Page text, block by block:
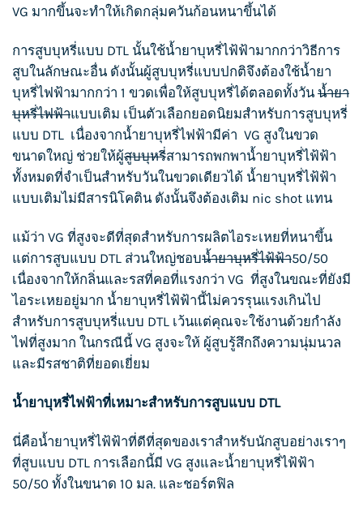
VG มากขึ้นจะทำให้เกิดกลุ่มควันก้อนหนาขึ้นได้
การสูบบุหรี่แบบ DTL นั้นใช้น้ำยาบุหรี่ไฟ้ฟ้ามากกว่าวิธีการ
สูบในลักษณะอื่น ดังนั้นผู้สูบบุหรี่แบบปกติจึงต้องใช้น้ำยา
บุหรี่ไฟฟ้ามากกว่า 1 ขวดเพื่อให้สูบบุหรี่ได้ตลอดทั้งวัน น้ำยา
บุหรี่ไฟฟ้าแบบเติม เป็นตัวเลือกยอดนิยมสำหรับการสูบบุหรี่
แบบ DTL เนื่องจากน้ำยาบุหรี่ไฟฟ้ามีค่า VG สูงในขวด
ขนาดใหญ่ ช่วยให้ผู้สูบบุหรี่สามารถพกพาน้ำยาบุหรี่ไฟ้ฟ้า
ทั้งหมดที่จำเป็นสำหรับวันในขวดเดียวได้ น้ำยาบุหรี่ไฟ้ฟ้า
แบบเติมไม่มีสารนิโคติน ดังนั้นจึงต้องเติม nic shot แทน
แม้ว่า VG ที่สูงจะดีที่สุดสำหรับการผลิตไอระเหยที่หนาขึ้น
แต่การสูบแบบ DTL ส่วนใหญ่ชอบน้ำยาบุหรี่ไฟ้ฟ้า50/50
เนื่องจากให้กลิ่นและรสที่คอที่แรงกว่า VG ที่สูงในขณะที่ยังมี
ไอระเหยอยู่มาก น้ำยาบุหรี่ไฟ้ฟ้านี้ไม่ควรรุนแรงเกินไป
สำหรับการสูบบุหรี่แบบ DTL เว้นแต่คุณจะใช้งานด้วยกำลัง
ไฟที่สูงมาก ในกรณีนี้ VG สูงจะให้ ผู้สูบรู้สึกถึงความนุ่มนวล
และมีรสชาติที่ยอดเยี่ยม
น้ำยาบุหรี่ไฟฟ้าที่เหมาะสำหรับการสูบแบบ DTL
นี่คือน้ำยาบุหรี่ไฟ้ฟ้าที่ดีที่สุดของเราสำหรับนักสูบอย่างเราๆ
ที่สูบแบบ DTL การเลือกนี้มี VG สูงและน้ำยาบุหรี่ไฟ้ฟ้า
50/50 ทั้งในขนาด 10 มล. และชอร์ตฟิล